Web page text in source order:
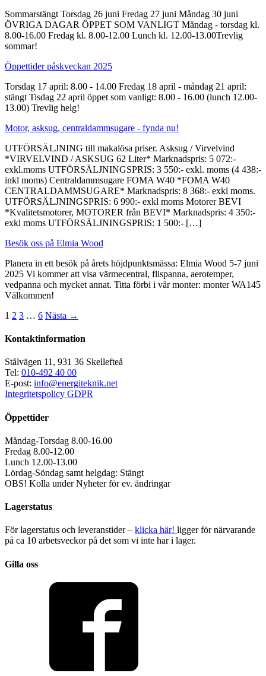
Sommarstängt Torsdag 26 juni Fredag 27 juni Måndag 30 juni
ÖVRIGA DAGAR ÖPPET SOM VANLIGT Måndag - torsdag kl.
8.00-16.00 Fredag kl. 8.00-12.00 Lunch kl. 12.00-13.00Trevlig
sommar!
Öppettider påskveckan 2025
Torsdag 17 april: 8.00 - 14.00 Fredag 18 april - måndag 21 april:
stängt Tisdag 22 april öppet som vanligt: 8.00 - 16.00 (lunch 12.00-
13.00) Trevlig helg!
Motor, asksug, centraldammsugare - fynda nu!
UTFÖRSÄLJNING till makalösa priser. Asksug / Virvelvind
*VIRVELVIND / ASKSUG 62 Liter* Marknadspris: 5 072:-
exkl.moms UTFÖRSÄLJNINGSPRIS: 3 550:- exkl. moms (4 438:-
inkl moms) Centraldammsugare FOMA W40 *FOMA W40
CENTRALDAMMSUGARE* Marknadspris: 8 368:- exkl moms.
UTFÖRSÄLJNINGSPRIS: 6 990:- exkl moms Motorer BEVI
*Kvalitetsmotorer, MOTORER från BEVI* Marknadspris: 4 350:-
exkl moms UTFÖRSÄLJNINGSPRIS: 1 500:- […]
Besök oss på Elmia Wood
Planera in ett besök på årets höjdpunktsmässa: Elmia Wood 5-7 juni
2025 Vi kommer att visa värmecentral, flispanna, aerotemper,
vedpanna och mycket annat. Titta förbi i vår monter: monter WA145
Välkommen!
1 2 3 … 6 Nästa →
Kontaktinformation
Stålvägen 11, 931 36 Skellefteå
Tel: 010-492 40 00
E-post: info@energiteknik.net
Integritetspolicy GDPR
Öppettider
Måndag-Torsdag 8.00-16.00
Fredag 8.00-12.00
Lunch 12.00-13.00
Lördag-Söndag samt helgdag: Stängt
OBS! Kolla under Nyheter för ev. ändringar
Lagerstatus
För lagerstatus och leveranstider – klicka här! ligger för närvarande
på ca 10 arbetsveckor på det som vi inte har i lager.
Gilla oss